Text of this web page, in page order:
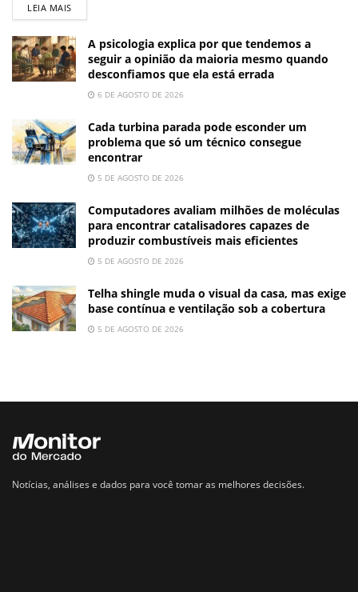
LEIA MAIS
A psicologia explica por que tendemos a
seguir a opinião da maioria mesmo quando
desconfiamos que ela está errada
6 DE AGOSTO DE 2026
Cada turbina parada pode esconder um
problema que só um técnico consegue
encontrar
5 DE AGOSTO DE 2026
Computadores avaliam milhões de moléculas
para encontrar catalisadores capazes de
produzir combustíveis mais eficientes
5 DE AGOSTO DE 2026
Telha shingle muda o visual da casa, mas exige
base contínua e ventilação sob a cobertura
5 DE AGOSTO DE 2026
Notícias, análises e dados para você tomar as melhores decisões.